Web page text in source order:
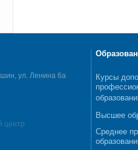
ул. Ленина 6а
центр
Курсы
Высшее
Среднее